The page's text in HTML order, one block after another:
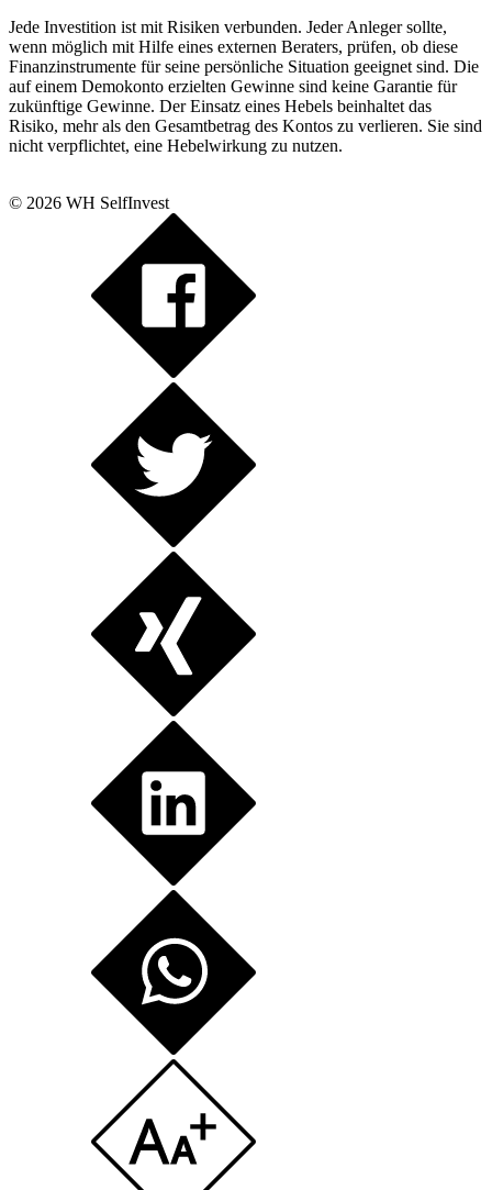
Jede Investition ist mit Risiken verbunden. Jeder Anleger sollte,
wenn möglich mit Hilfe eines externen Beraters, prüfen, ob diese
Finanzinstrumente für seine persönliche Situation geeignet sind. Die
auf einem Demokonto erzielten Gewinne sind keine Garantie für
zukünftige Gewinne. Der Einsatz eines Hebels beinhaltet das
Risiko, mehr als den Gesamtbetrag des Kontos zu verlieren. Sie sind
nicht verpflichtet, eine Hebelwirkung zu nutzen.
© 2026 WH SelfInvest